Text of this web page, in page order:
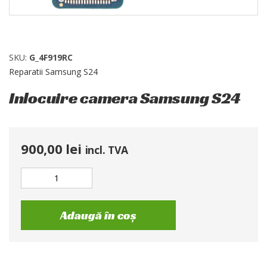
SKU: G_4F919RC
Reparatii Samsung S24
Inlocuire camera Samsung S24
900,00 lei incl. TVA
Adaugă în coș